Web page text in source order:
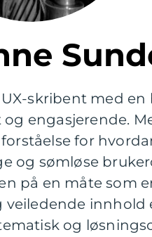
skribent med en
engasjerende.
for
og sømløse
på en måte som
innhold
og